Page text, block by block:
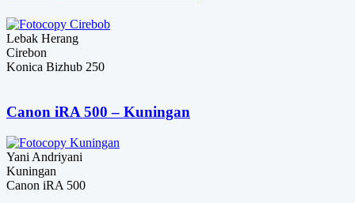
Lebak Herang
Cirebon
Konica Bizhub 250
Canon iRA 500 – Kuningan
Yani Andriyani
Kuningan
Canon iRA 500